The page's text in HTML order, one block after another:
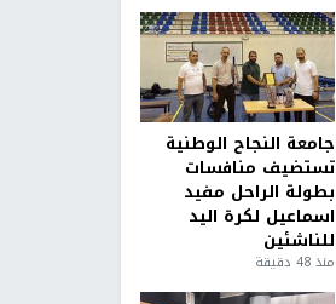
جامعة النجاح الوطنية
تستضيف منافسات
بطولة الراحل مفيد
اسماعيل لكرة اليد
للناشئين
منذ 48 دقيقة